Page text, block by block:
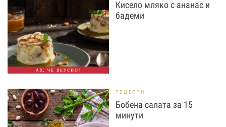
АХ, ЧЕ ВКУСНО!
Кисело мляко с ананас и
бадеми
РЕЦЕПТИ
Бобена салата за 15
минути